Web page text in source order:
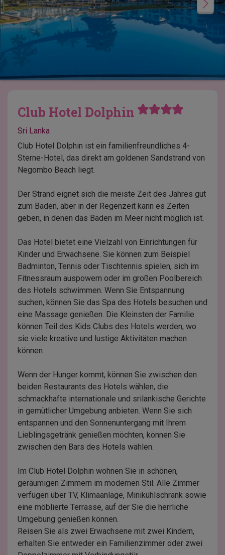
Club Hotel Dolphin
Sri Lanka
Club Hotel Dolphin ist ein familienfreundliches 4-
Sterne-Hotel, das direkt am goldenen Sandstrand von
Negombo Beach liegt.
Der Strand eignet sich die meiste Zeit des Jahres gut
zum Baden, aber in der Regenzeit kann es Zeiten
geben, in denen das Baden im Meer nicht möglich ist.
Das Hotel bietet eine Vielzahl von Einrichtungen für
Kinder und Erwachsene. Sie können zum Beispiel
Badminton, Tennis oder Tischtennis spielen, sich im
Fitnessraum auspowern oder im großen Poolbereich
des Hotels schwimmen. Wenn Sie Entspannung
suchen, können Sie das Spa des Hotels besuchen und
eine Massage genießen. Die Kleinsten der Familie
können Teil des Kids Clubs des Hotels werden, wo
sie viele kreative und lustige Aktivitäten machen
können.
Wenn der Hunger kommt, können Sie zwischen den
beiden Restaurants des Hotels wählen, die
schmackhafte internationale und srilankische Gerichte
in gemütlicher Umgebung anbieten. Wenn Sie sich
entspannen und den Sonnenuntergang mit Ihrem
Lieblingsgetränk genießen möchten, können Sie
zwischen den Bars des Hotels wählen.
Im Club Hotel Dolphin wohnen Sie in schönen,
geräumigen Zimmern im modernen Stil. Alle Zimmer
verfügen über TV, Klimaanlage, Minikühlschrank sowie
eine möblierte Terrasse, auf der Sie die herrliche
Umgebung genießen können.
Reisen Sie als zwei Erwachsene mit zwei Kindern,
erhalten Sie entweder ein Familienzimmer oder zwei